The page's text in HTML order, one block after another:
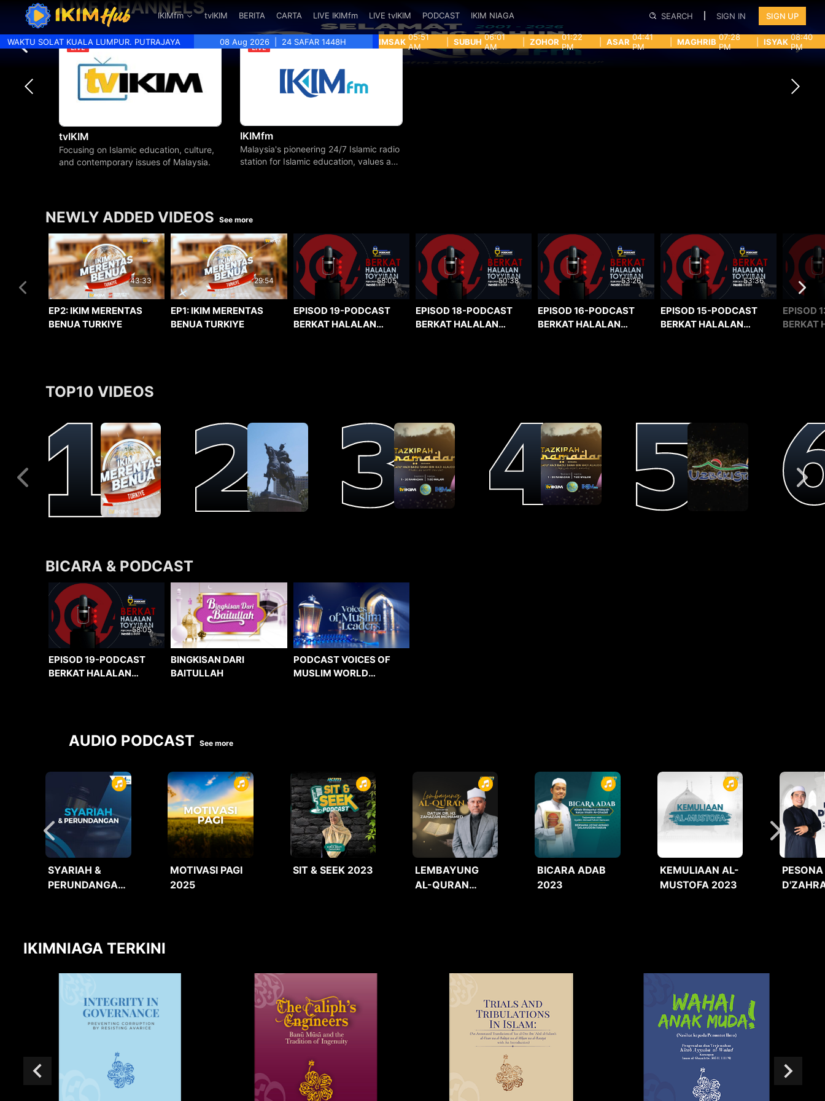
IKIMfm tvIKIM BERITA CARTA LIVE IKIMfm LIVE tvIKIM PODCAST IKIM NIAGA SEARCH SIGN IN SIGN UP
WAKTU SOLAT KUALA LUMPUR. PUTRAJAYA 08 Aug 2026 24 SAFAR 1448H IMSAK 05:51
AM
SUBUH 06:01
AM
ZOHOR 01:22
PM
ASAR 04:41
PM
MAGHRIB 07:28
PM
ISYAK 08:40
PM
LIVE CHANNELS
tvIKIM
Focusing on Islamic education, culture,
and contemporary issues of Malaysia.
IKIMfm
Malaysia's pioneering 24/7 Islamic radio
station for Islamic education, values and
NEWLY ADDED VIDEOS See more
43:33
EP2: IKIM MERENTAS
BENUA TURKIYE
29:54
EP1: IKIM MERENTAS
BENUA TURKIYE
58:05
EPISOD 19-PODCAST
BERKAT HALALAN
50:38
EPISOD 18-PODCAST
BERKAT HALALAN
53:26
EPISOD 16-PODCAST
BERKAT HALALAN
53:36
EPISOD 15-PODCAST
BERKAT HALALAN
EPISOD
BERKAT
TOP10 VIDEOS
BICARA & PODCAST
58:05
EPISOD 19-PODCAST
BERKAT HALALAN
BINGKISAN DARI
BAITULLAH
PODCAST VOICES OF
MUSLIM WORLD
AUDIO PODCAST See more
SYARIAH &
PERUNDANGAN
MOTIVASI PAGI
2025
SIT & SEEK 2023
LEMBAYUNG
AL-QURAN
BICARA ADAB
2023
KEMULIAAN AL-
MUSTOFA 2023
PESONA
IKIMNIAGA TERKINI